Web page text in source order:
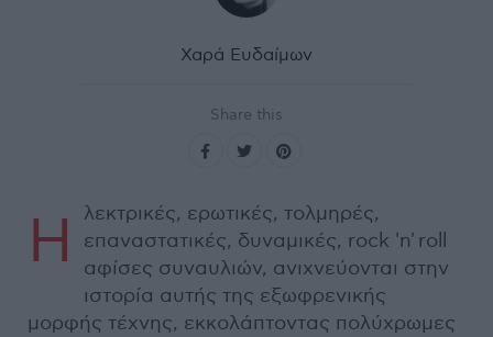
Χαρά Ευδαίμων
Share this
Η
λεκτρικές, ερωτικές, τολμηρές,
επαναστατικές, δυναμικές, rock 'n' roll
αφίσες συναυλιών, ανιχνεύονται στην
ιστορία αυτής της εξωφρενικής
μορφής τέχνης, εκκολάπτοντας πολύχρωμες